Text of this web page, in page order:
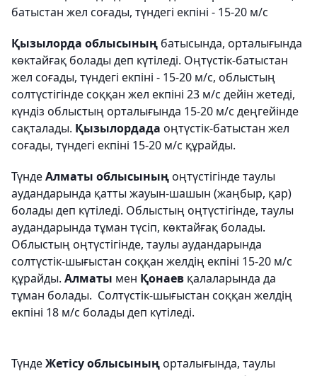
батыстан жел соғады, түндегі екпіні - 15-20 м/с
Қызылорда облысының батысында, орталығында
көктайғақ болады деп күтіледі. Оңтүстік-батыстан
жел соғады, түндегі екпіні - 15-20 м/с, облыстың
солтүстігінде соққан жел екпіні 23 м/с дейін жетеді,
күндіз облыстың орталығында 15-20 м/с деңгейінде
сақталады. Қызылордада оңтүстік-батыстан жел
соғады, түндегі екпіні 15-20 м/с құрайды.
ТүндеАлматы облысыныңоңтүстігінде таулы
аудандарында қатты жауын-шашын (жаңбыр, қар)
болады деп күтіледі. Облыстың оңтүстігінде, таулы
аудандарында тұман түсіп, көктайғақ болады.
Облыстың оңтүстігінде, таулы аудандарында
солтүстік-шығыстан соққан желдің екпіні 15-20 м/с
құрайды. Алматы мен Қонаев қалаларында да
тұман болады. Солтүстік-шығыстан соққан желдің
екпіні 18 м/с болады деп күтіледі.
ТүндеЖетісу облысыныңорталығында, таулы